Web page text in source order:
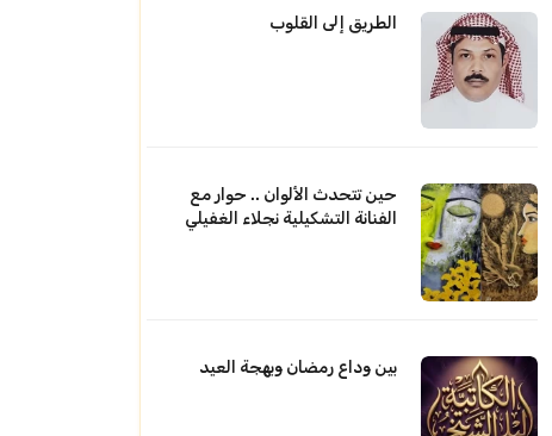
الطريق إلى القلوب
حين تتحدث الألوان .. حوار مع
الفنانة التشكيلية نجلاء الغفيلي
بين وداع رمضان وبهجة العيد